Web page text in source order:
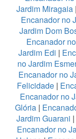
Jardim Miragaia|
Encanador no
Jardim Dom
Encanador
Jardim Edi |
no Jardim
Encanador no
Felicidade |
Encanador no
Glória |
Jardim Guarani |
Encanador no